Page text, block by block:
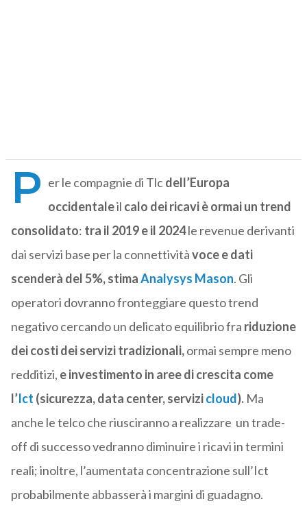
P er le compagnie di Tlcdell’Europa
occidentaleil calo dei ricavi è ormai un trend
consolidato: tra il 2019 e il 2024le revenue derivanti
dai servizi base per la connettivitàvoce e dati
scenderà del 5%, stimaAnalysys Mason. Gli
operatori dovranno fronteggiare questo trend
negativo cercando un delicato equilibrio fra riduzione
dei costi dei servizi tradizionali,ormai sempre meno
redditizi, e investimento in aree di crescita come
l’Ict (sicurezza, data center, servizicloud).Ma
anche le telco che riusciranno a realizzare un trade-
off di successo vedranno diminuire i ricavi in termini
reali; inoltre, l’aumentata concentrazione sull’Ict
probabilmente abbasserà i margini di guadagno.